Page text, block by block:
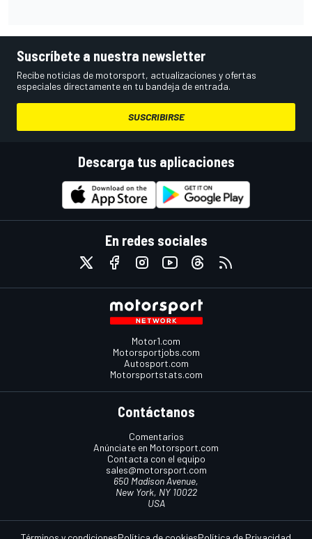
Suscríbete a nuestra newsletter
Recibe noticias de motorsport, actualizaciones y ofertas
especiales directamente en tu bandeja de entrada.
SUSCRIBIRSE
Descarga tus aplicaciones
En redes sociales
Motor1.com
Motorsportjobs.com
Autosport.com
Motorsportstats.com
Contáctanos
Comentarios
Anúnciate en Motorsport.com
Contacta con el equipo
sales@motorsport.com
650 Madison Avenue,
New York, NY 10022
USA